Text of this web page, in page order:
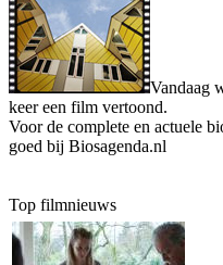
Vandaag
keer een film vertoond.
Voor de complete en actuele
goed bij Biosagenda.nl
Top filmnieuws